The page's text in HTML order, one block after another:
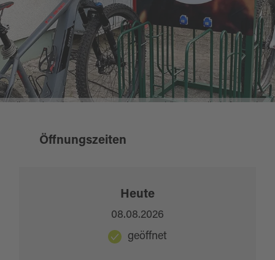
Öffnungszeiten
Heute
08.08.2026
geöffnet